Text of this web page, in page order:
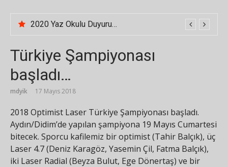
2020 Yaz Okulu Duyurusu
Türkiye Şampiyonası
başladı…
mdyik 17 Mayıs 2018
2018 Optimist Laser Türkiye Şampiyonası başladı.
Aydın/Didim’de yapılan şampiyona 19 Mayıs Cumartesi
bitecek. Sporcu kafilemiz bir optimist (Tahir Balçık), üç
Laser 4.7 (Deniz Karagöz, Yasemin Çil, Fatma Balçık),
iki Laser Radial (Beyza Bulut, Ege Dönertaş) ve bir